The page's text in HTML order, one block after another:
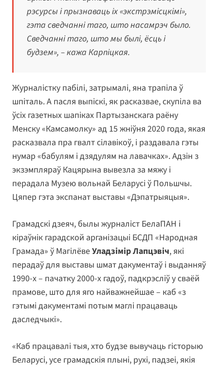
рэсурсы і прызнаваць іх «экстрэмісцкімі»,
гэта сведчанні таго, што насамрэч было.
Сведчанні таго, што мы былі, ёсць і
будзем», – кажа Карпіцкая.
Журналістку пабілі, затрымалі, яна трапіла ў
шпіталь. А пасля выпіскі, як расказвае, скупіла ва
ўсіх газетных шапіках Партызанскага раёну
Менску «Камсамолку» ад 15 жніўня 2020 года, якая
расказвала пра гвалт сілавікоў, і раздавала гэты
нумар «бабулям і дзядулям на лавачках». Адзін з
экзэмпляраў Кацярына вывезла за мяжу і
перадала Музею вольнай Беларусі ў Польшчы.
Цяпер гэта экспанат выставы «Дэпатрыяцыя».
Грамадскі дзеяч, былы журналіст БелаПАН і
кіраўнік гарадской арганізацыі БСДП «Народная
Грамада» ў МагілёвеУладзімір Лапцэвіч, які
перадаў для выставы шмат дакументаў і выданняў
1990-х – пачатку 2000-х гадоў, падкрэсліў у сваёй
прамове, што для яго найважнейшае – каб «з
гэтымі дакументамі потым маглі працаваць
даследчыкі».
«Каб працавалі тыя, хто будзе вывучаць гісторыю
Беларусі, усе грамадскія плыні, рухі, падзеі, якія